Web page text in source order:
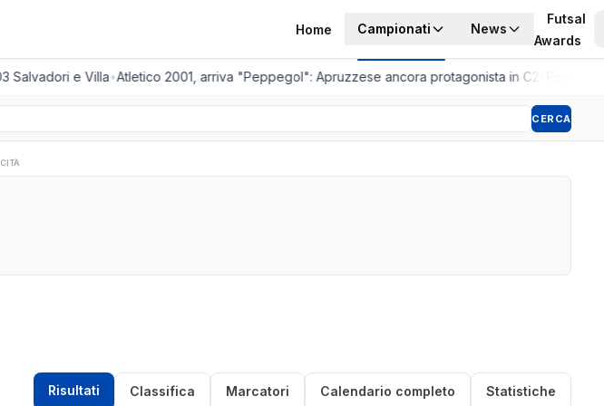
Home Campionati News
Futsal
Awards
e Villa•Atletico 2001, arriva "Peppegol": Apruzzese ancora protagonista in C2•Pistoia
CERCA
Risultati Classifica Marcatori Calendario completo Statistiche